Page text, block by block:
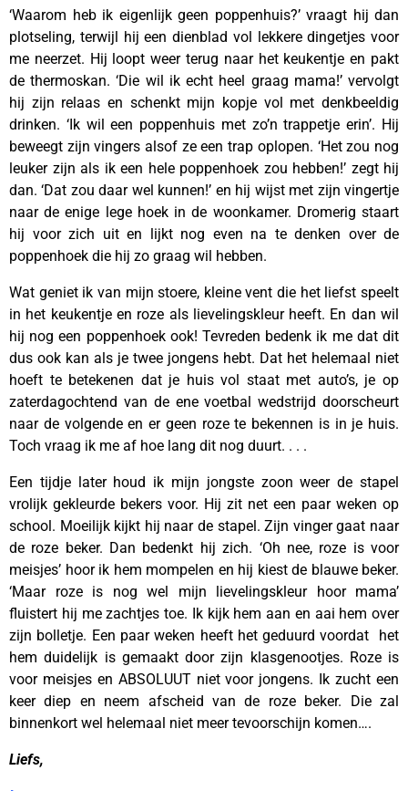
‘Waarom heb ik eigenlijk geen poppenhuis?’ vraagt hij dan
plotseling, terwijl hij een dienblad vol lekkere dingetjes voor
me neerzet. Hij loopt weer terug naar het keukentje en pakt
de thermoskan. ‘Die wil ik echt heel graag mama!’ vervolgt
hij zijn relaas en schenkt mijn kopje vol met denkbeeldig
drinken. ‘Ik wil een poppenhuis met zo’n trappetje erin’. Hij
beweegt zijn vingers alsof ze een trap oplopen. ‘Het zou nog
leuker zijn als ik een hele poppenhoek zou hebben!’ zegt hij
dan. ‘Dat zou daar wel kunnen!’ en hij wijst met zijn vingertje
naar de enige lege hoek in de woonkamer. Dromerig staart
hij voor zich uit en lijkt nog even na te denken over de
poppenhoek die hij zo graag wil hebben.
Wat geniet ik van mijn stoere, kleine vent die het liefst speelt
in het keukentje en roze als lievelingskleur heeft. En dan wil
hij nog een poppenhoek ook! Tevreden bedenk ik me dat dit
dus ook kan als je twee jongens hebt. Dat het helemaal niet
hoeft te betekenen dat je huis vol staat met auto’s, je op
zaterdagochtend van de ene voetbal wedstrijd doorscheurt
naar de volgende en er geen roze te bekennen is in je huis.
Toch vraag ik me af hoe lang dit nog duurt. . . .
Een tijdje later houd ik mijn jongste zoon weer de stapel
vrolijk gekleurde bekers voor. Hij zit net een paar weken op
school. Moeilijk kijkt hij naar de stapel. Zijn vinger gaat naar
de roze beker. Dan bedenkt hij zich. ‘Oh nee, roze is voor
meisjes’ hoor ik hem mompelen en hij kiest de blauwe beker.
‘Maar roze is nog wel mijn lievelingskleur hoor mama’
fluistert hij me zachtjes toe. Ik kijk hem aan en aai hem over
zijn bolletje. Een paar weken heeft het geduurd voordat het
hem duidelijk is gemaakt door zijn klasgenootjes. Roze is
voor meisjes en ABSOLUUT niet voor jongens. Ik zucht een
keer diep en neem afscheid van de roze beker. Die zal
binnenkort wel helemaal niet meer tevoorschijn komen….
Liefs,